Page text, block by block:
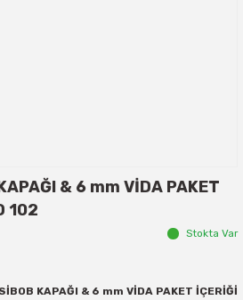
& 6 mm VİDA PAKET
102
Stokta Var
KAPAĞI & 6 mm VİDA PAKET İÇERİĞİ